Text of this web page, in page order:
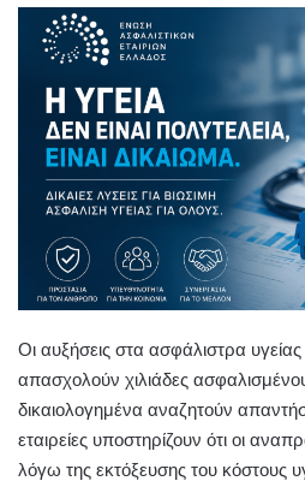
Οι αυξήσεις στα ασφάλιστρα
απασχολούν χιλιάδες
δικαιολογημένα αναζητούν
εταιρείες υποστηρίζουν ότι οι
λόγω της εκτόξευσης του κόστους